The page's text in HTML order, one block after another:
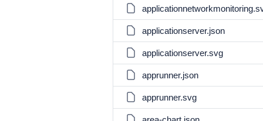
applicationserver.json
applicationserver.svg
apprunner.json
apprunner.svg